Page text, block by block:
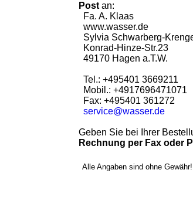
Postan:
Fa. A. Klaas
www.wasser.de
Sylvia Schwarberg-
Konrad-Hinze-Str.23
49170 Hagen a.T.W.
Tel.: +495401 3669211
Mobil.: +4917696471071
Fax: +495401 361272
service@wasser.de
Geben Sie bei Ihrer
Rechnung per Fax oder
Alle Angaben sind ohne